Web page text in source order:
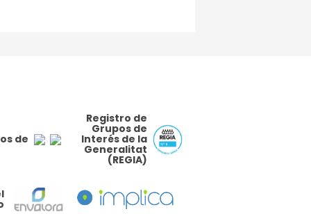
de
Registro de
Grupos de
Interés de la
Generalitat
(REGIA)